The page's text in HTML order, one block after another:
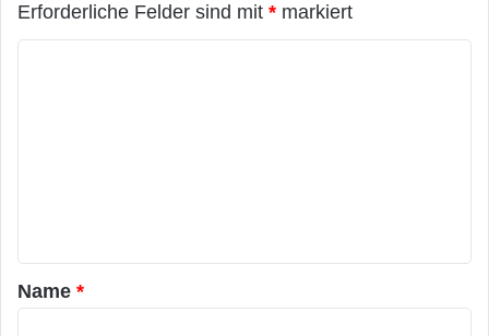
Erforderliche Felder sind mit * markiert
a
r
Name *